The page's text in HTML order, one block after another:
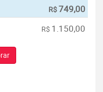
R$749,00
R$ 1.150,00